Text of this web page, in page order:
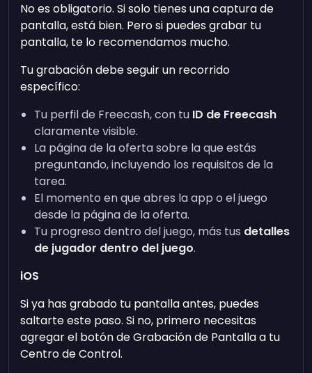
No es obligatorio. Si solo tienes una captura de
pantalla, está bien. Pero si puedes grabar tu
pantalla, te lo recomendamos mucho.
Tu grabación debe seguir un recorrido
específico:
Tu perfil de Freecash, con tu ID de Freecash
claramente visible.
La página de la oferta sobre la que estás
preguntando, incluyendo los requisitos de la
tarea.
El momento en que abres la app o el juego
desde la página de la oferta.
Tu progreso dentro del juego, más tus detalles
de jugador dentro del juego.
iOS
Si ya has grabado tu pantalla antes, puedes
saltarte este paso. Si no, primero necesitas
agregar el botón de Grabación de Pantalla a tu
Centro de Control.